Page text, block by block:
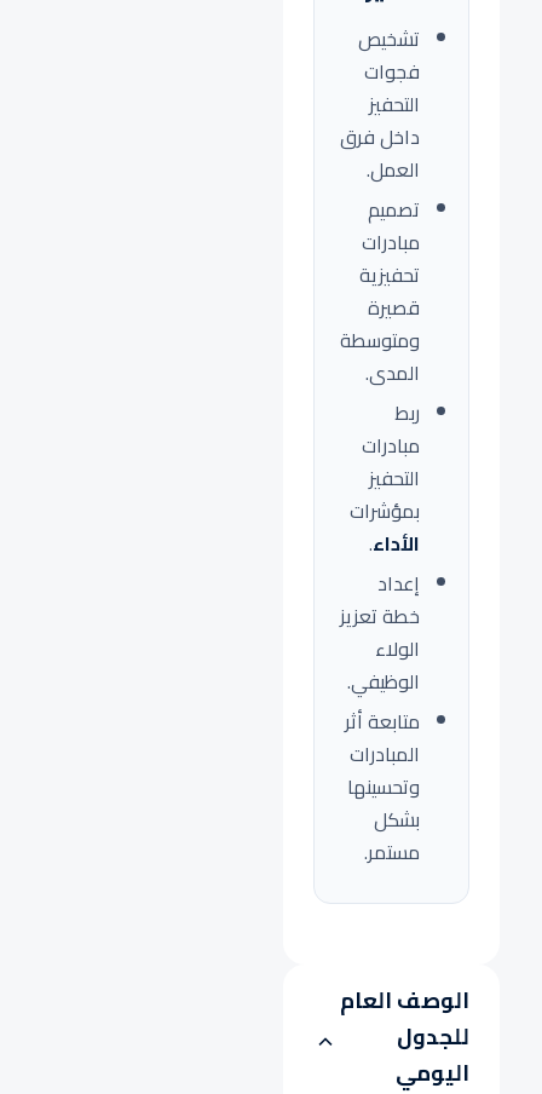
تشخيص
فجوات
التحفيز
داخل فرق
العمل.
تصميم
مبادرات
تحفيزية
قصيرة
ومتوسطة
المدى.
ربط
مبادرات
التحفيز
بمؤشرات
الأداء.
إعداد
خطة تعزيز
الولاء
الوظيفي.
متابعة أثر
المبادرات
وتحسينها
بشكل
مستمر.
الوصف العام
للجدول
اليومي